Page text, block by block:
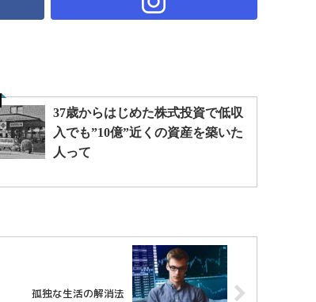
37歳からはじめた株式投資で低収
入でも”10億”近くの資産を築いた
人って
孤独な生活の解消法